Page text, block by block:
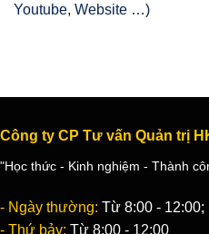
Youtube, Website …)
Công ty CP Tư vấn Quản trị
"Học thức - Kinh nghiệm - Thành
- Ngày thường: Từ 8:00 - 12:00;
- Thứ bảy: Từ 8:00 - 12:00